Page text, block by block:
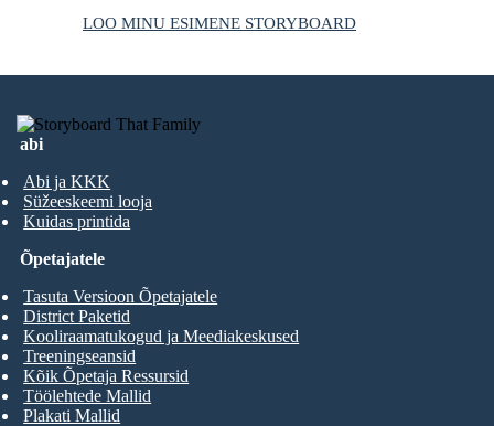
LOO MINU ESIMENE STORYBOARD
abi
Abi ja KKK
Süžeeskeemi looja
Kuidas printida
Õpetajatele
Tasuta Versioon Õpetajatele
District Paketid
Kooliraamatukogud ja Meediakeskused
Treeningseansid
Kõik Õpetaja Ressursid
Töölehtede Mallid
Plakati Mallid